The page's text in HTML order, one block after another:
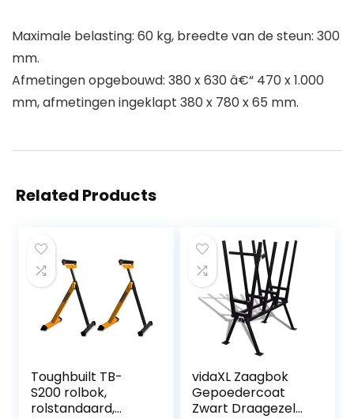
Maximale belasting: 60 kg, breedte van de steun: 300
mm.
Afmetingen opgebouwd: 380 x 630 â€“ 470 x 1.000
mm, afmetingen ingeklapt 380 x 780 x 65 mm.
Related Products
Toughbuilt TB-
S200 rolbok,
rolstandaard,
vidaXL Zaagbok
Gepoedercoat
Zwart Draagezel